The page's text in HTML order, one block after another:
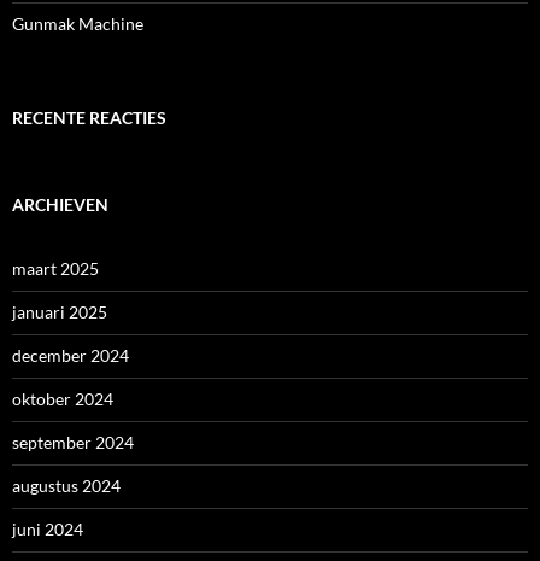
Gunmak Machine
RECENTE REACTIES
ARCHIEVEN
maart 2025
januari 2025
december 2024
oktober 2024
september 2024
augustus 2024
juni 2024